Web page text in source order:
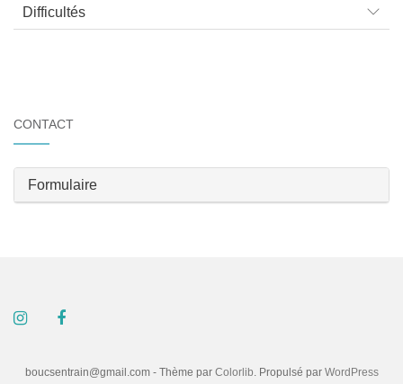
Difficultés
CONTACT
Formulaire
boucsentrain@gmail.com - Thème par Colorlib. Propulsé par WordPress